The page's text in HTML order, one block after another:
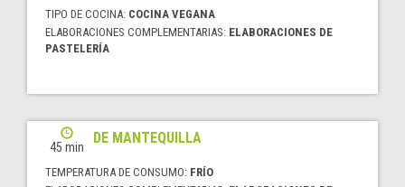
TIPO DE COCINA: COCINA VEGANA
ELABORACIONES COMPLEMENTARIAS: ELABORACIONES DE
PASTELERÍA
45 min
CREMA DE MANTEQUILLA
TEMPERATURA DE CONSUMO: FRÍO